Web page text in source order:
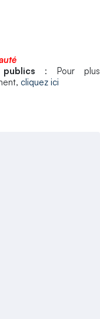
: Pour plus
cliquez ici